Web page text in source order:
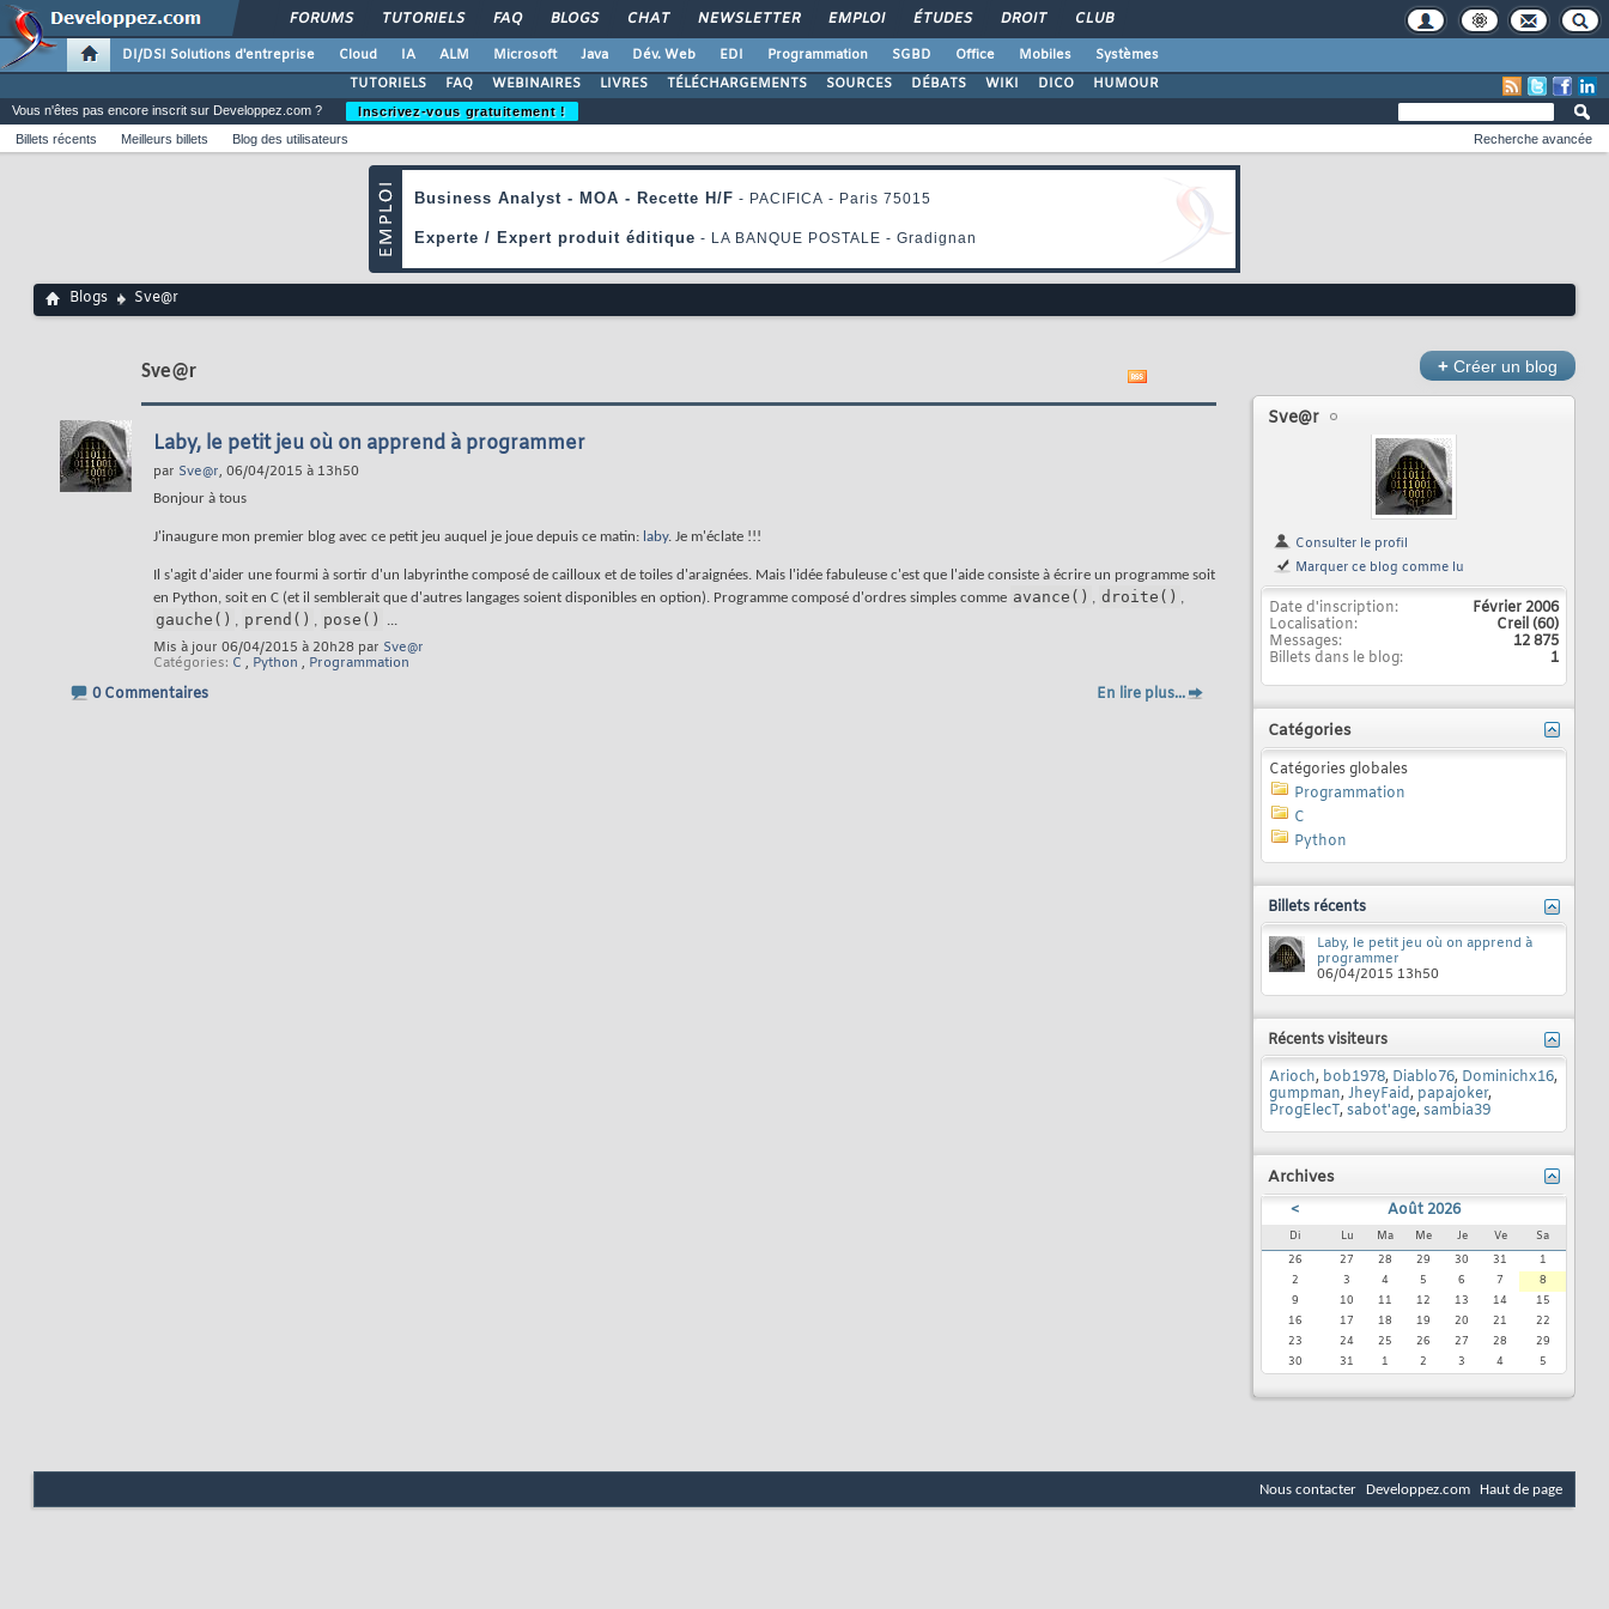
FORUMS TUTORIELS FAQ BLOGS CHAT NEWSLETTER EMPLOI ÉTUDES DROIT CLUB
DI/DSI Solutions d'entreprise Cloud IA ALM Microsoft Java Dév. Web EDI Programmation SGBD Office Mobiles
Systèmes
TUTORIELS
FAQ WEBINAIRES LIVRES TÉLÉCHARGEMENTS SOURCES DÉBATS WIKI DICO HUMOUR
Vous n'êtes pas encore inscrit sur Developpez.com ?
Inscrivez-vous gratuitement !
Billets récents
Meilleurs billets Blog des utilisateurs Recherche avancée
Blogs Sve@r
Sve@r
Laby, le petit jeu où on apprend à programmer
par Sve@r, 06/04/2015 à 13h50
Bonjour à tous
J'inaugure mon premier blog avec ce petit jeu auquel je joue depuis ce matin: laby. Je m'éclate !!!
Il s'agit d'aider une fourmi à sortir d'un labyrinthe composé de cailloux et de toiles d'araignées. Mais l'idée fabuleuse c'est que l'aide consiste à écrire un programme soit
en Python, soit en C (et il semblerait que d'autres langages soient disponibles en option). Programme composé d'ordres simples comme avance() , droite() ,
gauche() , prend() , pose() ...
Mis à jour 06/04/2015 à 20h28 par Sve@r
Catégories C , Python , Programmation
0 Commentaires En lire plus...
+ Créer un blog
Sve@r
Consulter le profil
Marquer ce blog comme lu
Date d'inscription
Février 2006
Localisation
Creil (60)
Messages
12 875
Billets dans le blog
1
Catégories
Catégories globales
Programmation
C
Python
Billets récents
Laby, le petit jeu où on apprend à
programmer
06/04/2015 13h50
Récents visiteurs
Arioch, bob1978, Diablo76, Dominichx16,
gumpman, JheyFaid, papajoker,
ProgElecT, sabot'age, sambia39
Archives
< Août 2026
Di Lu Ma Me Je Ve
Sa
26
27 28 29 30 31
1
2
3 4 5 6 7
8
9
10 11 12 13 14
15
16
17 18 19 20 21
22
23
24 25 26 27 28
29
30
31 1 2 3 4 5
Nous contacter Developpez.com Haut de page